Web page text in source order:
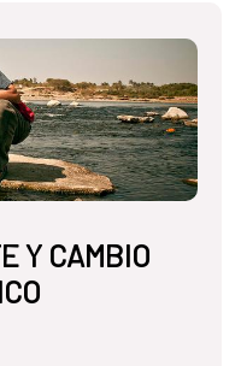
Y CAMBIO